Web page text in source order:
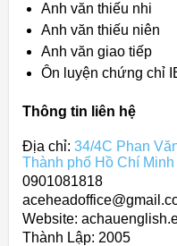
Anh văn thiếu nhi
Anh văn thiếu niên
Anh văn giao tiếp
Ôn luyện chứng chỉ
Thông tin liên hệ
Địa chỉ: 34/4C Phan
Thành phố Hồ Chí Minh
0901081818
Website:
Thành Lập: 2005